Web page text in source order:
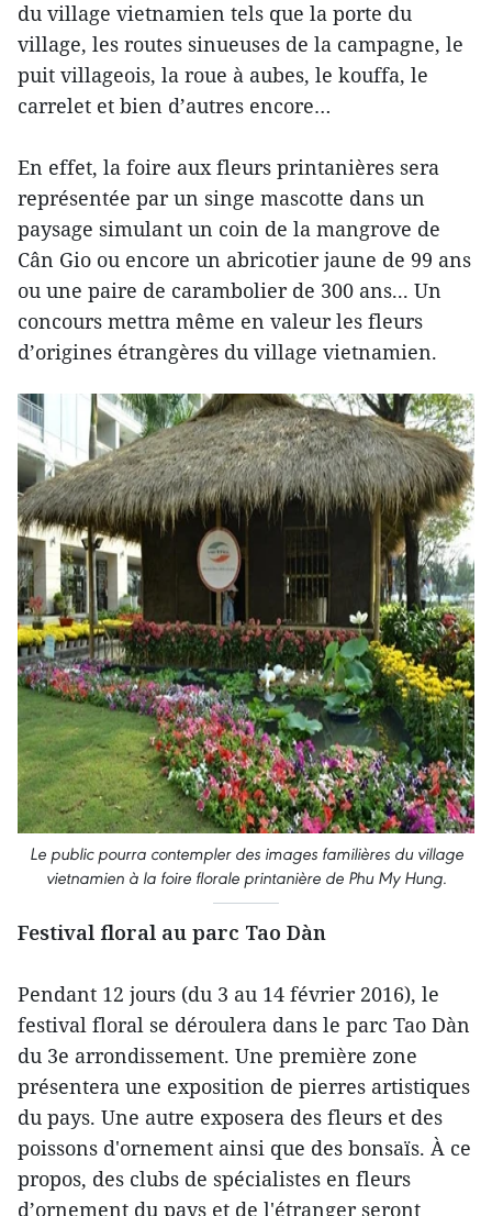
du village vietnamien tels que la porte du
village, les routes sinueuses de la campagne, le
puit villageois, la roue à aubes, le kouffa, le
carrelet et bien d’autres encore…
En effet, la foire aux fleurs printanières sera
représentée par un singe mascotte dans un
paysage simulant un coin de la mangrove de
Cân Gio ou encore un abricotier jaune de 99 ans
ou une paire de carambolier de 300 ans... Un
concours mettra même en valeur les fleurs
d’origines étrangères du village vietnamien.
Le public pourra contempler des images familières du village
vietnamien à la foire florale printanière de Phu My Hung.
Festival floral au parc Tao Dàn
Pendant 12 jours (du 3 au 14 février 2016), le
festival floral se déroulera dans le parc Tao Dàn
du 3e arrondissement. Une première zone
présentera une exposition de pierres artistiques
du pays. Une autre exposera des fleurs et des
poissons d'ornement ainsi que des bonsaïs. À ce
propos, des clubs de spécialistes en fleurs
d’ornement du pays et de l'étranger seront